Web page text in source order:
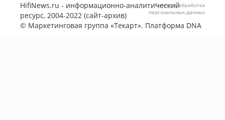
HifiNews.ru - информационно-аналитический
ресурс, 2004-2022 (сайт-архив)
© Маркетинговая группа «Текарт». Платформа DNA
Политика обработки
персональных данных